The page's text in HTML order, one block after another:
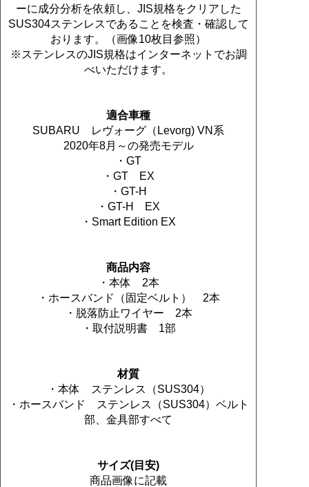
ーに成分分析を依頼し、JIS規格をクリアした
SUS304ステンレスであることを検査・確認して
おります。（画像10枚目参照）
※ステンレスのJIS規格はインターネットでお調
べいただけます。
適合車種
SUBARU レヴォーグ（Levorg) VN系
2020年8月～の発売モデル
・GT
・GT EX
・GT-H
・GT-H EX
・Smart Edition EX
商品内容
・本体 2本
・ホースバンド（固定ベルト） 2本
・脱落防止ワイヤー 2本
・取付説明書 1部
材質
・本体 ステンレス（SUS304）
・ホースバンド ステンレス（SUS304）ベルト
部、金具部すべて
サイズ(目安)
商品画像に記載